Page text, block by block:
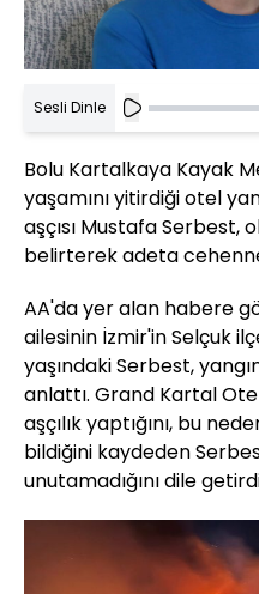
Sesli Dinle
Bolu Kartalkaya Kayak
yaşamını yitirdiği otel
aşçısı Mustafa Serbest,
belirterek adeta
AA'da yer alan habere
ailesinin İzmir'in Selçuk
yaşındaki Serbest,
anlattı. Grand Kartal
aşçılık yaptığını, bu
bildiğini kaydeden
unutamadığını dile